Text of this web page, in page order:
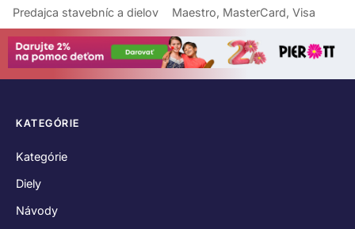
Predajca stavebníc a dielov Maestro, MasterCard, Visa
KATEGÓRIE
Kategórie
Diely
Návody